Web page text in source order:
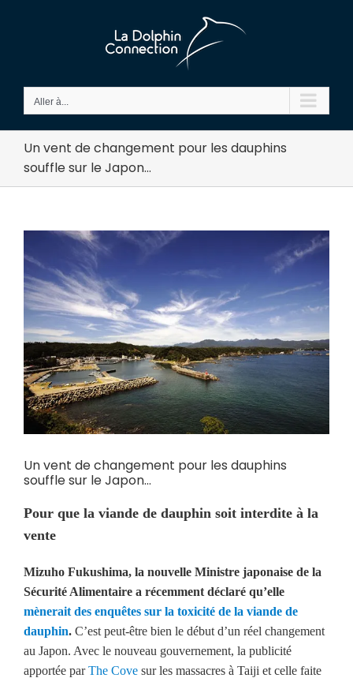
Aller à...
Un vent de changement pour les dauphins
souffle sur le Japon…
Un vent de changement pour les dauphins
souffle sur le Japon…
Pour que la viande de dauphin soit interdite à la
vente
Mizuho Fukushima, la nouvelle Ministre japonaise de la
Sécurité Alimentaire a récemment déclaré qu’elle
mènerait des enquêtes sur la toxicité de la viande de
dauphin. C’est peut-être bien le début d’un réel changement
au Japon. Avec le nouveau gouvernement, la publicité
apportée parThe Cove sur les massacres à Taiji et celle faite